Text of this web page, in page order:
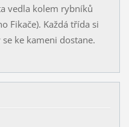
vedla kolem rybníků
Fikače). Každá třída si
ke kameni dostane.